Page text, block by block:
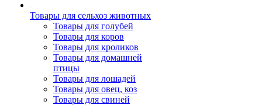
Товары для сельхоз животных
Товары для голубей
Товары для коров
Товары для кроликов
Товары для домашней
птицы
Товары для лошадей
Товары для овец, коз
Товары для свиней